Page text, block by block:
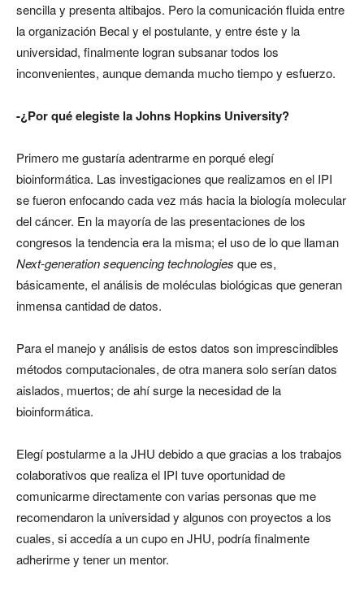
sencilla y presenta altibajos. Pero la comunicación fluida entre
la organización Becal y el postulante, y entre éste y la
universidad, finalmente logran subsanar todos los
inconvenientes, aunque demanda mucho tiempo y esfuerzo.
-¿Por qué elegiste la Johns Hopkins University?
Primero me gustaría adentrarme en porqué elegí
bioinformática. Las investigaciones que realizamos en el IPI
se fueron enfocando cada vez más hacia la biología molecular
del cáncer. En la mayoría de las presentaciones de los
congresos la tendencia era la misma; el uso de lo que llaman
Next-generation sequencing technologies que es,
básicamente, el análisis de moléculas biológicas que generan
inmensa cantidad de datos.
Para el manejo y análisis de estos datos son imprescindibles
métodos computacionales, de otra manera solo serían datos
aislados, muertos; de ahí surge la necesidad de la
bioinformática.
Elegí postularme a la JHU debido a que gracias a los trabajos
colaborativos que realiza el IPI tuve oportunidad de
comunicarme directamente con varias personas que me
recomendaron la universidad y algunos con proyectos a los
cuales, si accedía a un cupo en JHU, podría finalmente
adherirme y tener un mentor.